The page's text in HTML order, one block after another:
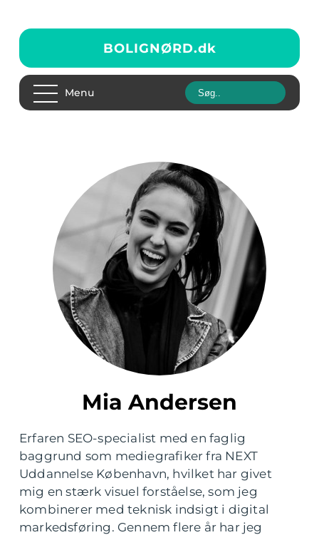
BOLIGNØRD.dk
Menu
Mia Andersen
Erfaren SEO-specialist med en faglig
baggrund som mediegrafiker fra NEXT
Uddannelse København, hvilket har givet
mig en stærk visuel forståelse, som jeg
kombinerer med teknisk indsigt i digital
markedsføring. Gennem flere år har jeg